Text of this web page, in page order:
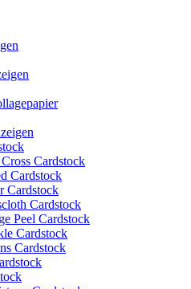
Cardstock
Cardstock
Cardstock
Cardstock
Peel Cardstock
Cardstock
Cardstock